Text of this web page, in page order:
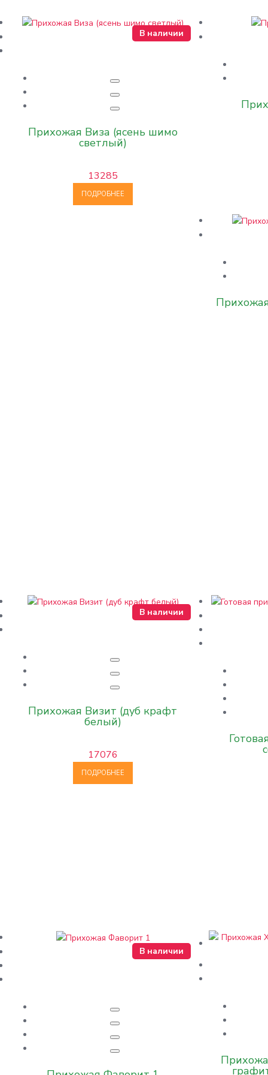
В наличии
Прихожая Виза (ясень шимо
светлый)
13285
ПОДРОБНЕЕ
В наличии
Прихожая Визит (дуб крафт
белый)
17076
ПОДРОБНЕЕ
В наличии